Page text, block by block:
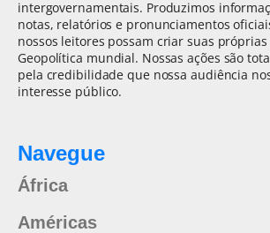
intergovernamentais. Produzimos
notas, relatórios e pronunciamentos
nossos leitores possam criar suas
Geopolítica mundial. Nossas ações são
pela credibilidade que nossa audiência
interesse público.
Navegue
África
Américas